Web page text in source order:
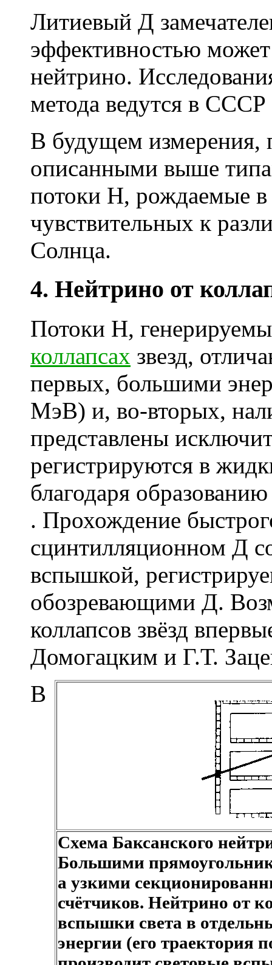
Литиевый Д
эффективностью
нейтрино.
метода ведутся в
В будущем измерения,
описанными выше
потоки Н, рождаемые в
чувствительных к
Солнца.
4. Нейтрино от
Потоки Н,
коллапсах звезд,
первых, большими
МэВ) и, во-вторых,
представлены
регистрируются в
благодаря
. Прохождение
сцинтилляционном Д
вспышкой,
обозревающими Д.
коллапсов звёзд
Домогацким и Г.Т.
Схема Баксанского
Большими
а узкими
счётчиков. Нейтрино от
вспышки света в
энергии (его траектория
В